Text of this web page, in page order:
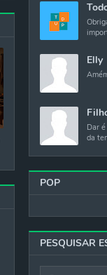
Elly
Dar
da
POP
PESQUISAR